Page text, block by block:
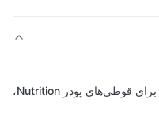
ورق حلبی 0.21 میلی‌متری T4 5.6/5.6 برای قوطی‌های پودر Nutrition،